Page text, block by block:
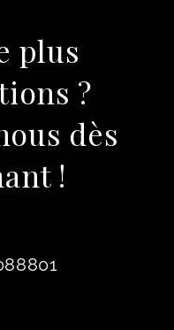
plus
?
dès
!